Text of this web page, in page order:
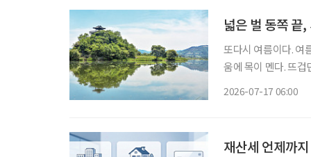
넓은 벌 동쪽 끝
또다시 여름이다. 여
움에 목이 멘다. 뜨
2026-07-17 06:00
재산세 언제까